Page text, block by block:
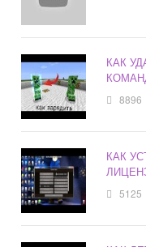
КАК
8896
КАК
5125